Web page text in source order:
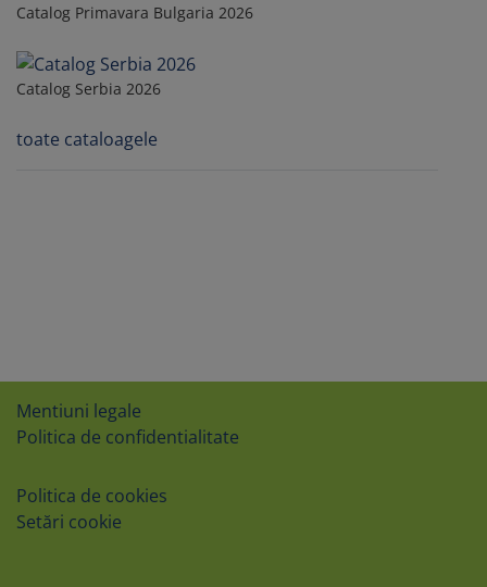
Catalog Primavara Bulgaria 2026
Catalog Serbia 2026
toate cataloagele
Mentiuni legale
Politica de confidentialitate
Politica de cookies
Setări cookie